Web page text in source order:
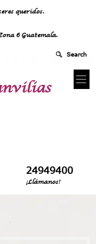
queridos.
6 Guatemala.
24949400
¡Llámanos!